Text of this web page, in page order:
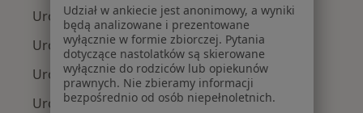
Urolodzy z Allianz w Krakowie
Urolodzy z Signal Iduna w Krakowie
Urolodzy z JP MEDICA w Krakowie
Urolodzy z TU Zdrowie w Krakowie
Udział w ankiecie jest anonimowy, a wyniki
będą analizowane i prezentowane
wyłącznie w formie zbiorczej. Pytania
dotyczące nastolatków są skierowane
wyłącznie do rodziców lub opiekunów
prawnych. Nie zbieramy informacji
bezpośrednio od osób niepełnoletnich.